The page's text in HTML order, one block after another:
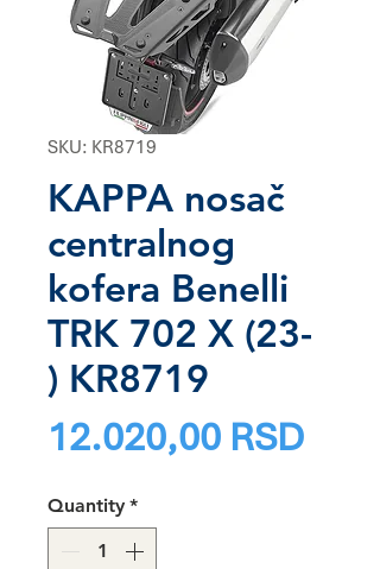
SKU: KR8719
KAPPA nosač
centralnog
kofera Benelli
TRK 702 X (23-
) KR8719
12.020,00 RSDPrice
Quantity *